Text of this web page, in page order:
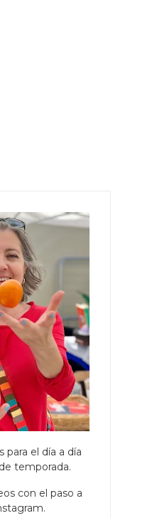
para el día a día
temporada.
con el paso a